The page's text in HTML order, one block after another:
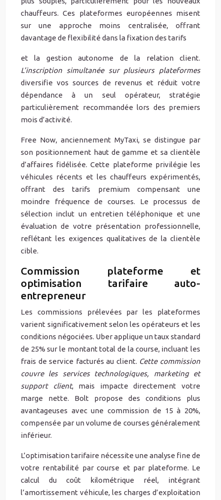
chauffeurs. Ces plateformes européennes misent
sur une approche moins centralisée, offrant
davantage de flexibilité dans la fixation des tarifs
et la gestion autonome de la relation client.
L’inscription simultanée sur plusieurs plateformes
diversifie vos sources de revenus et réduit votre
dépendance à un seul opérateur, stratégie
particulièrement recommandée lors des premiers
mois d’activité.
Free Now, anciennement MyTaxi, se distingue par
son positionnement haut de gamme et sa clientèle
d’affaires fidélisée. Cette plateforme privilégie les
véhicules récents et les chauffeurs expérimentés,
offrant des tarifs premium compensant une
moindre fréquence de courses. Le processus de
sélection inclut un entretien téléphonique et une
évaluation de votre présentation professionnelle,
reflétant les exigences qualitatives de la clientèle
cible.
Commission plateforme et
optimisation tarifaire auto-
entrepreneur
Les commissions prélevées par les plateformes
varient significativement selon les opérateurs et les
conditions négociées. Uber applique un taux standard
de 25% sur le montant total de la course, incluant les
frais de service facturés au client. Cette commission
couvre les services technologiques, marketing et
support client, mais impacte directement votre
marge nette. Bolt propose des conditions plus
avantageuses avec une commission de 15 à 20%,
compensée par un volume de courses généralement
inférieur.
L’optimisation tarifaire nécessite une analyse fine de
votre rentabilité par course et par plateforme. Le
calcul du coût kilométrique réel, intégrant
l’amortissement véhicule, les charges d’exploitation